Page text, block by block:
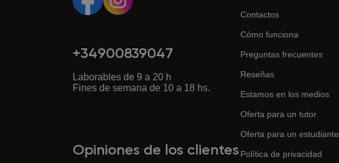
+34900839047
Laborables de 9 a 20 h
Fines de semana de 10 a 18 hs.
Opiniones de los clientes
Contactos
Cómo funciona
Preguntas frecuentes
Reseñas
Estamos en los medios
Oferta para un tutor
Oferta para un estudiante
Política de privacidad